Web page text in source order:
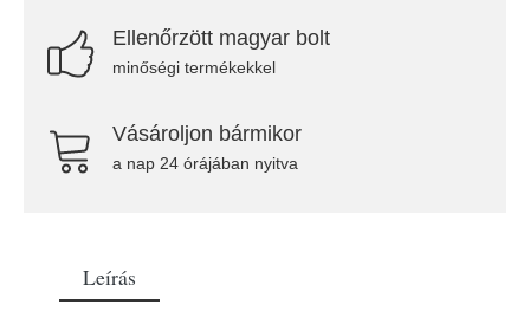
Ellenőrzött magyar bolt
minőségi termékekkel
Vásároljon bármikor
a nap 24 órájában nyitva
Leírás